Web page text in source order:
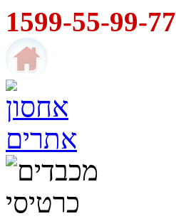
1599-55-99-77